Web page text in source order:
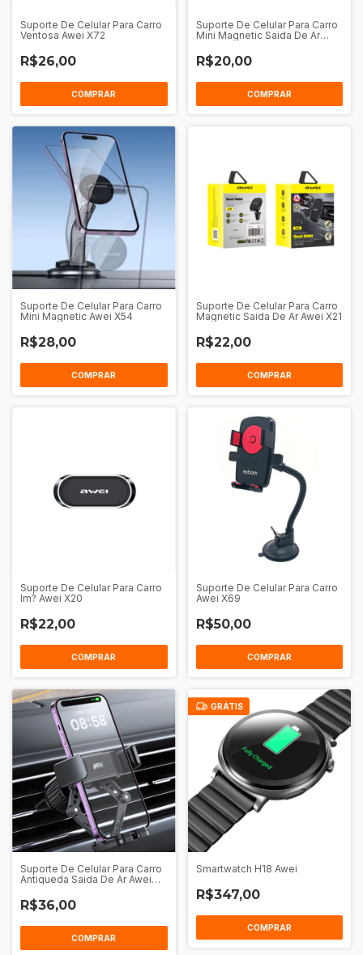
Suporte De Celular Para Carro
Ventosa Awei X72
R$26,00
COMPRAR
Suporte De Celular Para Carro
Mini Magnetic Saida De Ar
R$20,00
COMPRAR
Suporte De Celular Para Carro
Mini Magnetic Awei X54
R$28,00
COMPRAR
Suporte De Celular Para Carro
Magnetic Saida De Ar Awei X21
R$22,00
COMPRAR
Suporte De Celular Para Carro
Im? Awei X20
R$22,00
COMPRAR
Suporte De Celular Para Carro
Awei X69
R$50,00
COMPRAR
Suporte De Celular Para Carro
Antiqueda Saida De Ar Awei
R$36,00
COMPRAR
GRÁTIS
Smartwatch H18 Awei
R$347,00
COMPRAR